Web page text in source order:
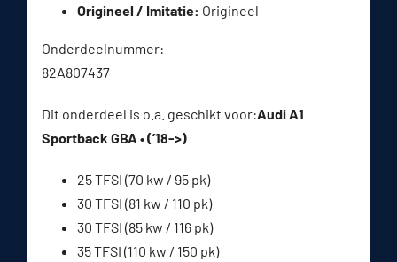
Origineel / Imitatie: Origineel
Onderdeelnummer:
82A807437
Dit onderdeel is o.a. geschikt voor:Audi A1
Sportback GBA • (’18->)
25 TFSI (70 kw / 95 pk)
30 TFSI (81 kw / 110 pk)
30 TFSI (85 kw / 116 pk)
35 TFSI (110 kw / 150 pk)